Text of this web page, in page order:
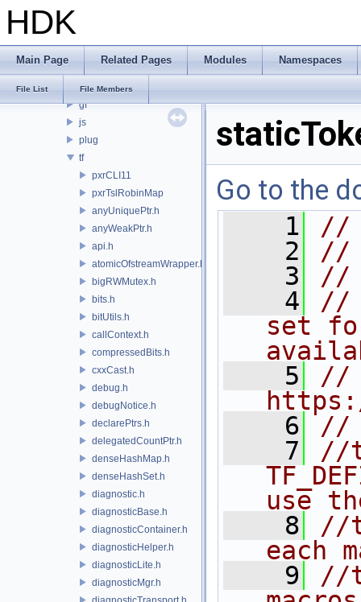
HDK
Main Page Related Pages Modules Namespaces
File List File Members
PRM
PXL
arch
gf
js
plug
tf
pxrCLI11
pxrTslRobinMap
anyUniquePtr.h
anyWeakPtr.h
api.h
atomicOfstreamWrapper.h
bigRWMutex.h
bits.h
bitUtils.h
callContext.h
compressedBits.h
cxxCast.h
debug.h
debugNotice.h
declarePtrs.h
delegatedCountPtr.h
denseHashMap.h
denseHashSet.h
diagnostic.h
diagnosticBase.h
diagnosticContainer.h
diagnosticHelper.h
diagnosticLite.h
diagnosticMgr.h
Go to the
    1
//
    2
//
    3
//
    4
//
set
    5
//
    6
//
    7
//
use
    8
//
each
    9
//